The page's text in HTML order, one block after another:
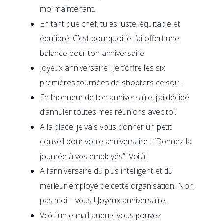
moi maintenant.
En tant que chef, tu es juste, équitable et
équilibré. C’est pourquoi je t’ai offert une
balance pour ton anniversaire.
Joyeux anniversaire ! Je t’offre les six
premières tournées de shooters ce soir !
En l’honneur de ton anniversaire, j’ai décidé
d’annuler toutes mes réunions avec toi.
A la place, je vais vous donner un petit
conseil pour votre anniversaire : “Donnez la
journée à vos employés”. Voilà !
À l’anniversaire du plus intelligent et du
meilleur employé de cette organisation. Non,
pas moi – vous ! Joyeux anniversaire.
Voici un e-mail auquel vous pouvez